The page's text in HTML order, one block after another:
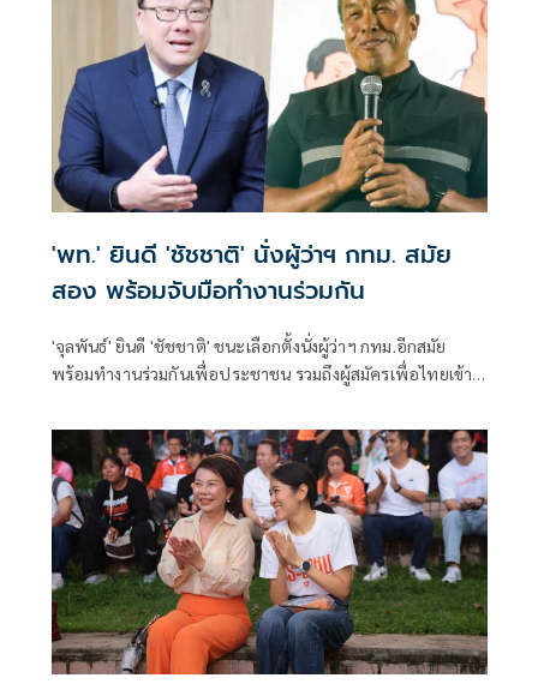
'พท.' ยินดี 'ชัชชาติ' นั่งผู้ว่าฯ กทม. สมัย
สอง พร้อมจับมือทำงานร่วมกัน
'จุลพันธ์' ยินดี 'ชัชชาติ' ชนะเลือกตั้งนั่งผู้ว่าฯ กทม.อีกสมัย
พร้อมทำงานร่วมกันเพื่อประชาชน รวมถึงผู้สมัครเพื่อไทยเข้า